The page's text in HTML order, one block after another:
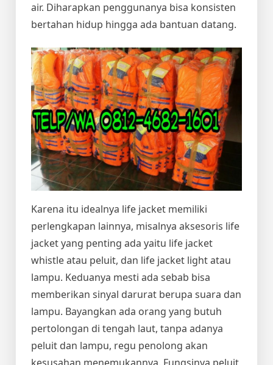
air. Diharapkan penggunanya bisa konsisten
bertahan hidup hingga ada bantuan datang.
Karena itu idealnya life jacket memiliki
perlengkapan lainnya, misalnya aksesoris life
jacket yang penting ada yaitu life jacket
whistle atau peluit, dan life jacket light atau
lampu. Keduanya mesti ada sebab bisa
memberikan sinyal darurat berupa suara dan
lampu. Bayangkan ada orang yang butuh
pertolongan di tengah laut, tanpa adanya
peluit dan lampu, regu penolong akan
kesusahan menemukannya. Fungsinya peluit